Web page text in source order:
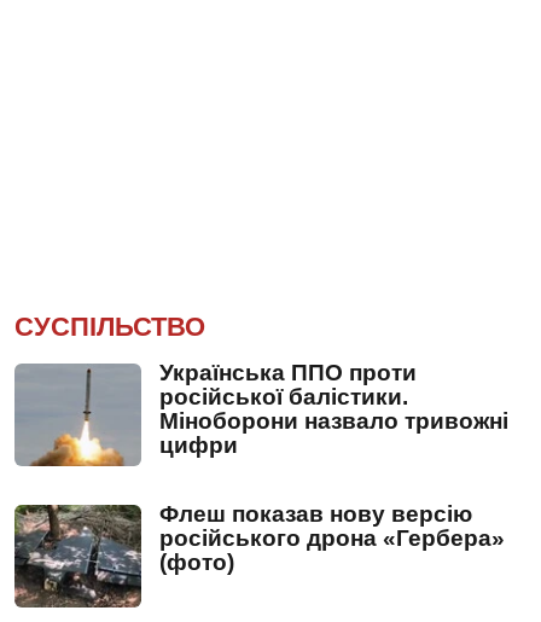
СУСПІЛЬСТВО
Українська ППО проти
російської балістики.
Міноборони назвало тривожні
цифри
Флеш показав нову версію
російського дрона «Гербера»
(фото)